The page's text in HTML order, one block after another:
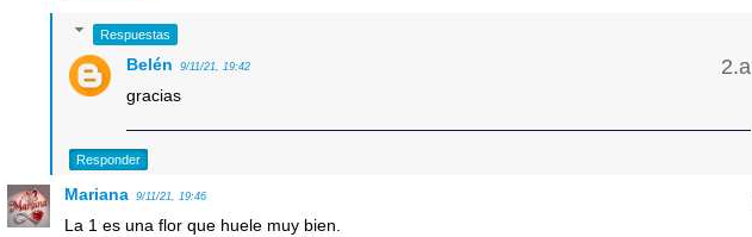
Respuestas
Belén 9/11/21, 19:42
gracias
Responder
Mariana 9/11/21, 19:46
La 1 es una flor que huele muy bien.